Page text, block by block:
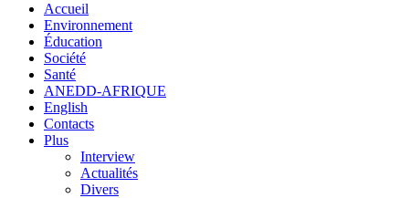
Accueil
Environnement
Éducation
Société
Santé
ANEDD-AFRIQUE
English
Contacts
Plus
Interview
Actualités
Divers